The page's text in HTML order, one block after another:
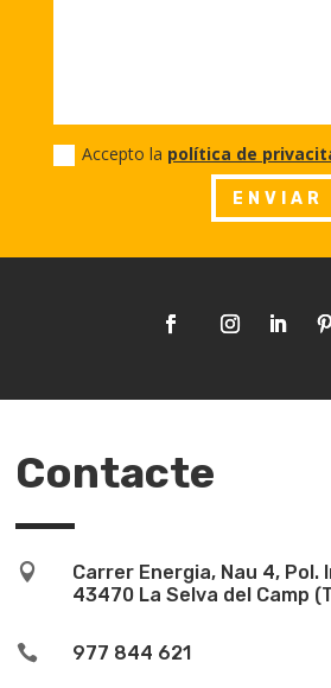
Accepto la política de
ENVIAR
Contacte

Carrer Energia, Nau 4, Pol.
43470 La Selva del Camp
 977 844 621